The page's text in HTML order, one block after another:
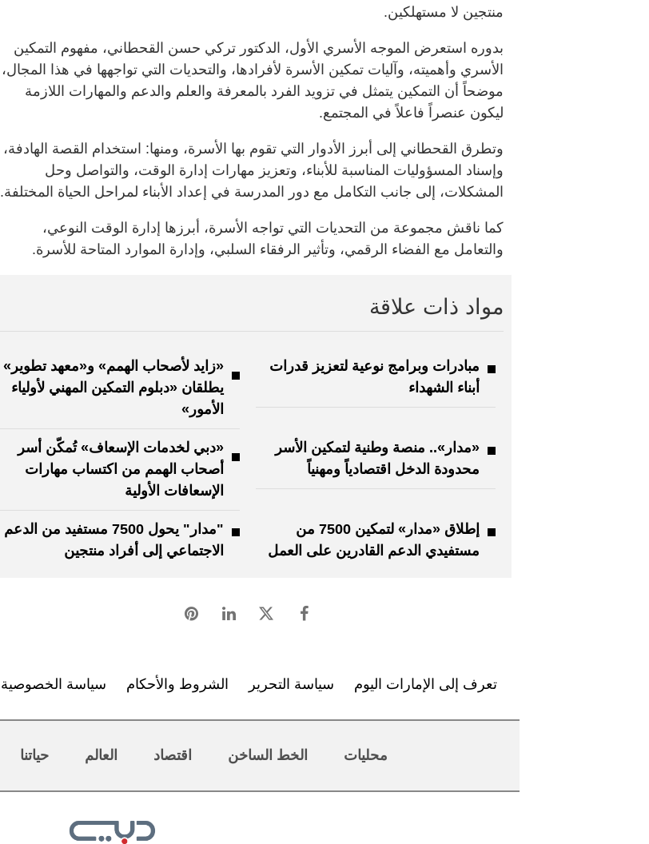
منتجين لا مستهلكين.
بدوره استعرض الموجه الأسري الأول، الدكتور تركي حسن القحطاني، مفهوم التمكين
الأسري وأهميته، وآليات تمكين الأسرة لأفرادها، والتحديات التي تواجهها في هذا المجال،
موضحاً أن التمكين يتمثل في تزويد الفرد بالمعرفة والعلم والدعم والمهارات اللازمة
ليكون عنصراً فاعلاً في المجتمع.
وتطرق القحطاني إلى أبرز الأدوار التي تقوم بها الأسرة، ومنها: استخدام القصة الهادفة،
وإسناد المسؤوليات المناسبة للأبناء، وتعزيز مهارات إدارة الوقت، والتواصل وحل
المشكلات، إلى جانب التكامل مع دور المدرسة في إعداد الأبناء لمراحل الحياة المختلفة.
كما ناقش مجموعة من التحديات التي تواجه الأسرة، أبرزها إدارة الوقت النوعي،
والتعامل مع الفضاء الرقمي، وتأثير الرفقاء السلبي، وإدارة الموارد المتاحة للأسرة.
مواد ذات علاقة
مبادرات وبرامج نوعية لتعزيز قدرات
أبناء الشهداء
«زايد لأصحاب الهمم» و«معهد تطوير»
يطلقان «دبلوم التمكين المهني لأولياء
الأمور»
«مدار».. منصة وطنية لتمكين الأسر
محدودة الدخل اقتصادياً ومهنياً
«دبي لخدمات الإسعاف» تُمكّن أسر
أصحاب الهمم من اكتساب مهارات
الإسعافات الأولية
إطلاق «مدار» لتمكين 7500 من
مستفيدي الدعم القادرين على العمل
"مدار" يحول 7500 مستفيد من الدعم
الاجتماعي إلى أفراد منتجين
تعرف إلى الإمارات اليوم سياسة التحرير الشروط والأحكام سياسة الخصوصية
محليات الخط الساخن اقتصاد العالم حياتنا